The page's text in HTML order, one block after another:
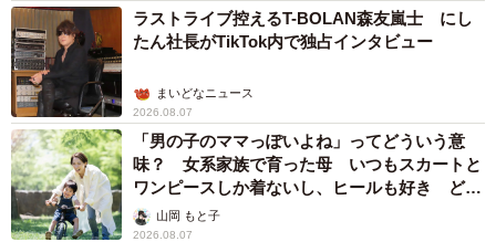
を里親さんのところに届けてくれたり、里親さんの自宅訪
問をしてくれたり、積極的に動いてくれていたのですが…
私たちに『車がダメになった』『次の車が買えない』など
と言うようになったんです。仕事も変えたと聞いていたの
ですが、もしかすると転職して収入が減ってしまって金銭
的に苦しくなっていたのかもしれません」。
足となる車がなくなってからも保護活動を続けていた女性
ラストライブ控えるT-BOLAN森友嵐士 にし
たん社長がTikTok内で独占インタビュー
まいどなニュース
2026.08.07
「男の子のママっぽいよね」ってどういう意
味？ 女系家族で育った母 いつもスカートと
ワンピースしか着ないし、ヒールも好き どの
へんが…
山岡 もと子
2026.08.07